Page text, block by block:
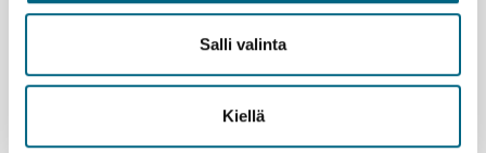
Salli valinta
Kiellä